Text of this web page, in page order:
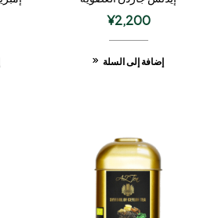
¥2,200
إضافة إلى السلة